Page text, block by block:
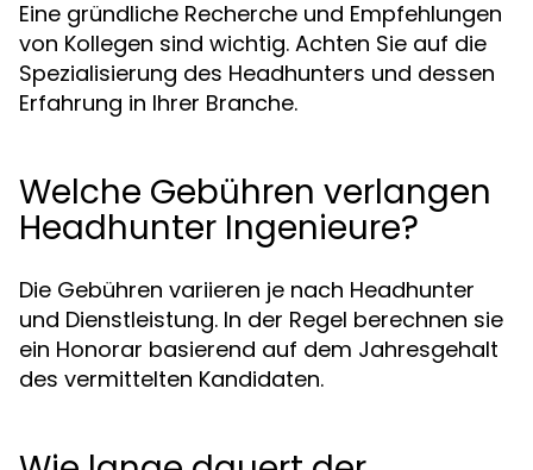
Eine gründliche Recherche und Empfehlungen
von Kollegen sind wichtig. Achten Sie auf die
Spezialisierung des Headhunters und dessen
Erfahrung in Ihrer Branche.
Welche Gebühren verlangen
Headhunter Ingenieure?
Die Gebühren variieren je nach Headhunter
und Dienstleistung. In der Regel berechnen sie
ein Honorar basierend auf dem Jahresgehalt
des vermittelten Kandidaten.